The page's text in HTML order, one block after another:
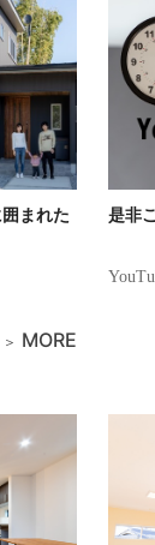
まれた
MORE
是非